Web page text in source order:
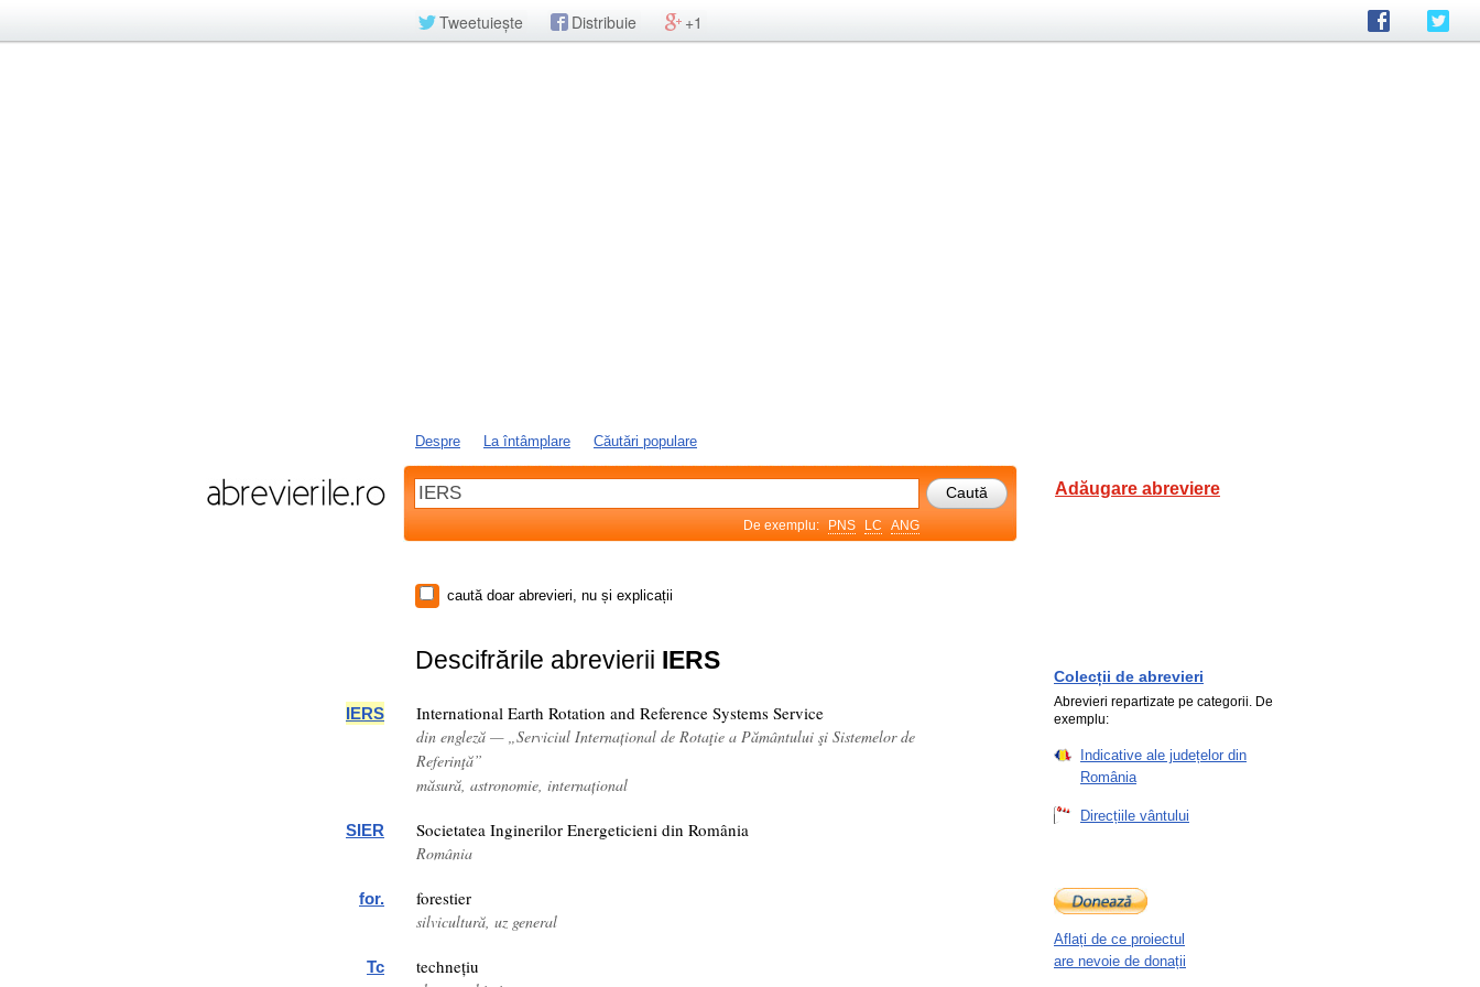
Tweetuiește Distribuie +1
Despre La întâmplare Căutări populare
De exemplu: PNS LC ANG
Adăugare abreviere
caută doar abrevieri, nu și explicații
Descifrările abrevierii IERS
IERS International Earth Rotation and Reference Systems Service
din engleză — „Serviciul Internațional de Rotaţie a Pământului şi Sistemelor de
Referinţă”
măsură, astronomie, internațional
SIER Societatea Inginerilor Energeticieni din România
România
for. forestier
silvicultură, uz general
Tc technețiu
Colecții de abrevieri
Abrevieri repartizate pe categorii. De
exemplu:
Indicative ale județelor din
România
Direcțiile vântului
Aflați de ce proiectul
are nevoie de donații